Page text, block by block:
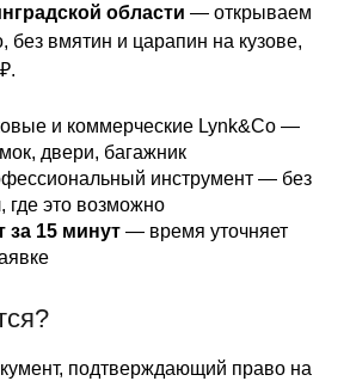
области — открываем
без вмятин и царапин на кузове,
и коммерческие Lynk&Co —
двери, багажник
инструмент — без
где это возможно
за 15 минут — время уточняет
подтверждающий право на